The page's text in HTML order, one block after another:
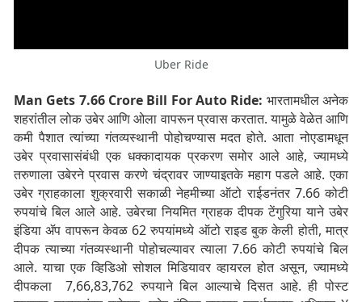
Uber Ride
Man Gets 7.66 Crore Bill For Auto Ride: भारतामधील अनेक
शहरांतील लोक उबेर आणि ओला वापरून प्रवास करतात. यामुळे वेळेत आणि
कमी पैशात त्यांच्या गंतव्यस्थानी पोहोचण्यास मदत होते. आता नोएडामधून
उबेर प्रवासासंबंधी एक धक्कादायक प्रकरण समोर आले आहे, ज्यामध्ये
तरुणाला उबेरने प्रवास करणे चंद्रावर जाण्याइतके महाग पडले आहे. एका
उबेर ग्राहकाला शुक्रवारी सकाळी नेहमीच्या ऑटो राईडनंतर 7.66 कोटी
रुपयांचे बिल आले आहे. उबेरचा नियमित ग्राहक दीपक टेंगुरिया याने उबेर
इंडिया ॲप वापरून केवळ 62 रुपयांमध्ये ऑटो राइड बुक केली होती, मात्र
दीपक त्याच्या गंतव्यस्थानी पोहोचल्यावर त्याला 7.66 कोटी रुपयांचे बिल
आले. याचा एक व्हिडिओ सोशल मिडियावर व्हायरल होत असून, ज्यामध्ये
दीपकला 7,66,83,762 रुपयाने बिल आल्याचे दिसत आहे. ही पोस्ट